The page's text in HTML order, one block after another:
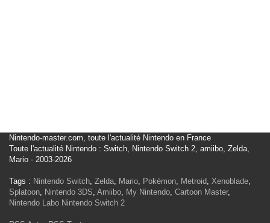
Nintendo-master.com, toute l'actualité Nintendo en France
Toute l'actualité Nintendo : Switch, Nintendo Switch 2, amiibo, Zelda,
Mario - 2003-2026
Tags : Nintendo Switch, Zelda, Mario, Pokémon, Metroid, Xenoblade,
Splatoon, Nintendo 3DS, Amiibo, My Nintendo, Cartoon Master,
Nintendo Labo Nintendo Switch 2